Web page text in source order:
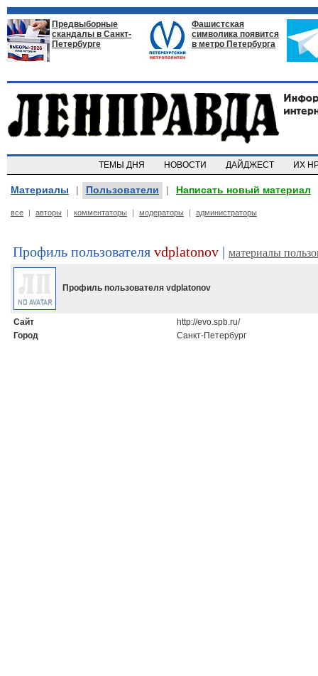
Предвыборные
скандалы в Санкт-
Петербурге
Фашистская
символика появится
в метро Петербурга
ТЕМЫ ДНЯ НОВОСТИ ДАЙДЖЕСТ ИХ
Материалы | Пользователи | Написать новый материал
все | авторы | комментаторы | модераторы | администраторы
Профиль пользователя vdplatonov | материалы
Профиль пользователя vdplatonov
Сайт
http://evo.spb.ru/
Город
Санкт-Петербург